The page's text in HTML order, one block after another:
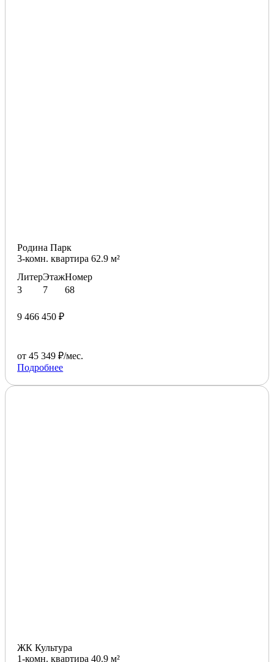
Родина Парк
3-комн. квартира 62.9 м²
Литер
3
Этаж
7
Номер
68
9 466 450 ₽
от 45 349 ₽/мес.
Подробнее
ЖК Культура
1-комн. квартира 40.9 м²